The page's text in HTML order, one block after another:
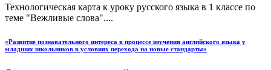
Технологическая карта к уроку русского языка в 1 классе по
теме "Вежливые слова"....
«Развитие познавательного интереса в процессе изучения английского языка у
младших школьников в условиях перехода на новые стандарты»